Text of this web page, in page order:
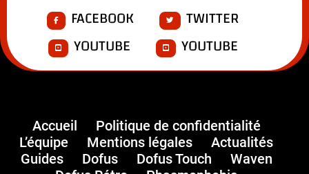
FACEBOOK
TWITTER
YOUTUBE
YOUTUBE
Accueil
Politique de confidentialité
L’équipe
Mentions légales
Actualités
Guides
Dofus Dofus Touch
Waven